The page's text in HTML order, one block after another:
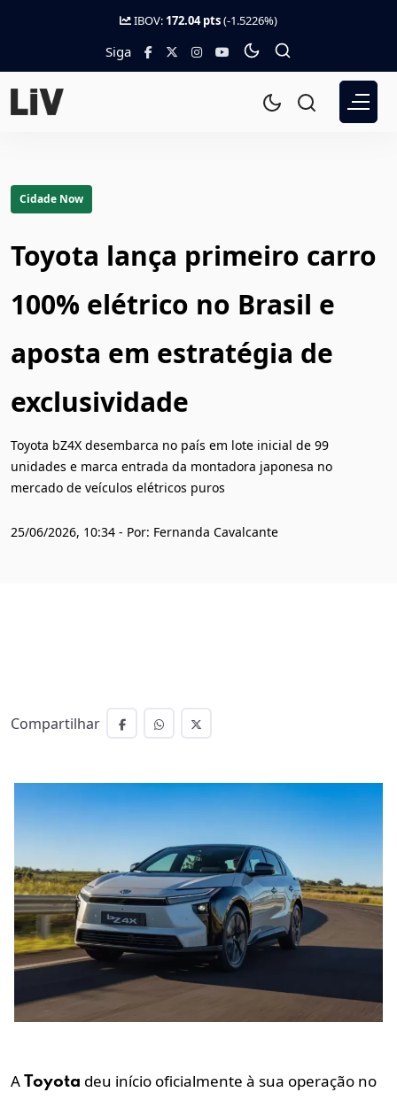
IBOV: 172.04 pts(-1.5226%)
Siga
Cidade Now
Toyota lança primeiro carro
100% elétrico no Brasil e
aposta em estratégia de
exclusividade
Toyota bZ4X desembarca no país em lote inicial de 99
unidades e marca entrada da montadora japonesa no
mercado de veículos elétricos puros
25/06/2026, 10:34 - Por: Fernanda Cavalcante
Compartilhar
A Toyota deu início oficialmente à sua operação no